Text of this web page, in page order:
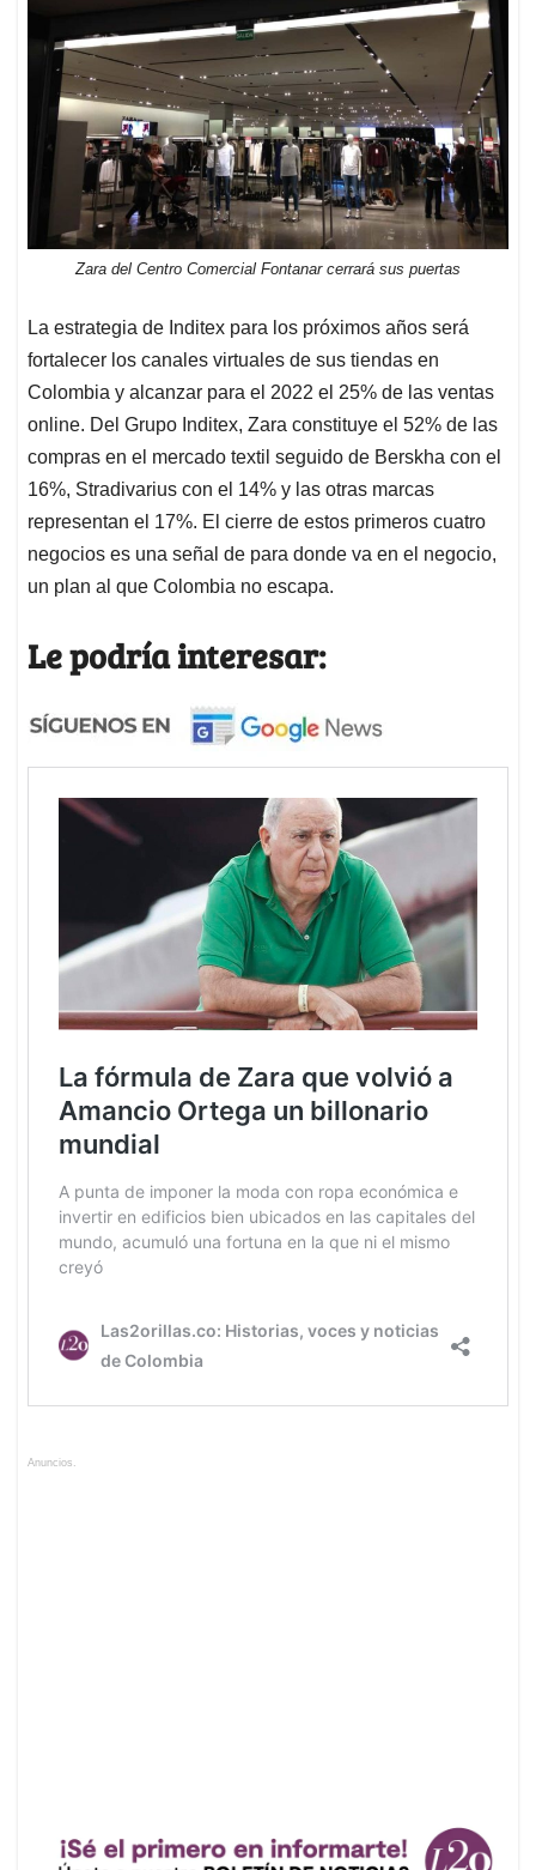
Zara del Centro Comercial Fontanar cerrará sus puertas
La estrategia de Inditex para los próximos años será
fortalecer los canales virtuales de sus tiendas en
Colombia y alcanzar para el 2022 el 25% de las ventas
online. Del Grupo Inditex, Zara constituye el 52% de las
compras en el mercado textil seguido de Berskha con el
16%, Stradivarius con el 14% y las otras marcas
representan el 17%. El cierre de estos primeros cuatro
negocios es una señal de para donde va en el negocio,
un plan al que Colombia no escapa.
Le podría interesar:
Anuncios.